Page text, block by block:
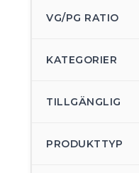
VG/PG RATIO
KATEGORIER
TILLGÄNGLIG
PRODUKTTYP